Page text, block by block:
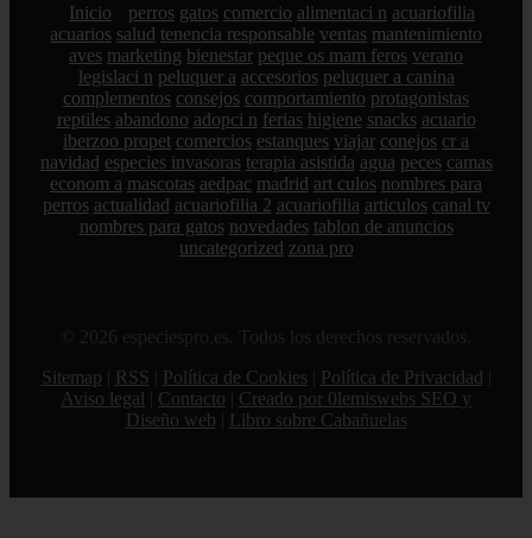
Inicio perros gatos comercio alimentaci n acuariofilia
acuarios salud tenencia responsable ventas mantenimiento
aves marketing bienestar peque os mam feros verano
legislaci n peluquer a accesorios peluquer a canina
complementos consejos comportamiento protagonistas
reptiles abandono adopci n ferias higiene snacks acuario
iberzoo propet comercios estanques viajar conejos cr a
navidad especies invasoras terapia asistida agua peces camas
econom a mascotas aedpac madrid art culos nombres para
perros actualidad acuariofilia 2 acuariofilia articulos canal tv
nombres para gatos novedades tablon de anuncios
uncategorized zona pro
© 2026 especiespro.es. Todos los derechos reservados.
Sitemap
RSS Política de Cookies Política de Privacidad
Aviso legal
Contacto
Creado por 0lemiswebs SEO y
Diseño web
Libro sobre Cabañuelas